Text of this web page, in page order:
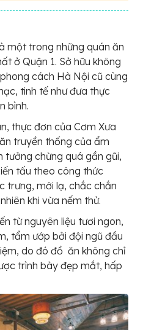
một trong những quán ăn
ở Quận 1. Sở hữu không
cách Hà Nội cũ cùng
tinh tế như đưa thực
bình.
thực đơn của Cơm Xưa
truyền thống của ẩm
tưởng chừng quá gần gũi,
tấu theo công thức
trưng, mới lạ, chắc chắn
khi vừa nếm thử.
từ nguyên liệu tươi ngon,
tẩm ướp bởi đội ngũ đầu
do đó đồ ăn không chỉ
trình bày đẹp mắt, hấp